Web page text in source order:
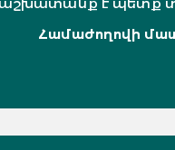
Համաժողովի